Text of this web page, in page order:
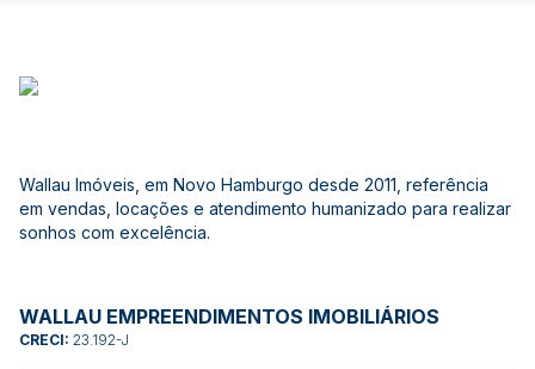
Wallau Imóveis, em Novo Hamburgo desde 2011, referência
em vendas, locações e atendimento humanizado para realizar
sonhos com excelência.
WALLAU EMPREENDIMENTOS IMOBILIÁRIOS
CRECI: 23.192-J